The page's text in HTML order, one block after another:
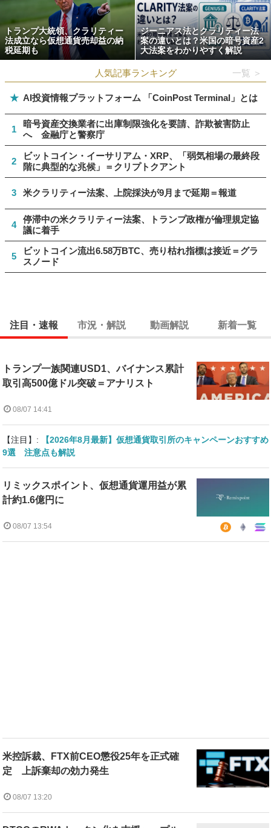
トランプ大統領、クラリティー
法成立なら仮想通貨売却益の納
税延期も
ジーニアス法とクラリティー法
案の違いとは？米国の暗号資産2
大法案をわかりやすく解説
人気記事ランキング 一覧 ＞
★ AI投資情報プラットフォーム 「CoinPost Terminal」とは
1
暗号資産交換業者に出庫制限強化を要請、詐欺被害防止
へ 金融庁と警察庁
2
ビットコイン・イーサリアム・XRP、「弱気相場の最終段
階に典型的な兆候」＝クリプトクアント
3 米クラリティー法案、上院採決が9月まで延期＝報道
4
停滞中の米クラリティー法案、トランプ政権が倫理規定協
議に着手
5
ビットコイン流出6.58万BTC、売り枯れ指標は接近＝グラ
スノード
注目・速報 市況・解説 動画解説 新着一覧
トランプ一族関連USD1、バイナンス累計
取引高500億ドル突破＝アナリスト
08/07 14:41
【注目】:
【2026年8月最新】仮想通貨取引所のキャンペーンおすすめ
9選 注意点も解説
リミックスポイント、仮想通貨運用益が累
計約1.6億円に
08/07 13:54
米控訴裁、FTX前CEO懲役25年を正式確
定 上訴棄却の効力発生
08/07 13:20